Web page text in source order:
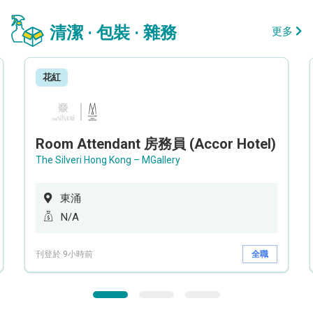
清潔 · 包裝 · 雜務 更多
花紅
Room Attendant 房務員 (Accor Hotel)
The Silveri Hong Kong – MGallery
東涌
N/A
刊登於 9小時前 全職